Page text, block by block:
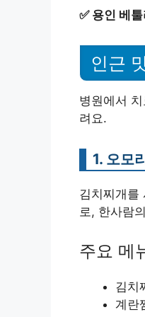
✅ 용인 베
인근
병원에서
려요.
1. 오모
김치찌개를
로, 한사람
주요 메
김치
계란